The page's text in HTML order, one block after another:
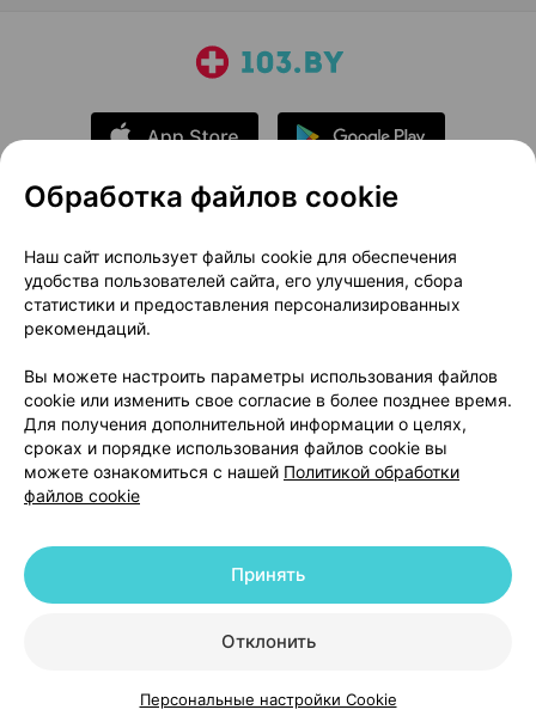
КаталогКорзинаИзбранноеПрофиль
О проекте
Новости проекта
Размещение рекламы
Медицинский маркетинг
Публичный договор
Доставка
Способы оплаты
Вакансии
Партнеры
Написать руководителю 103.by
Написать в поддержку
Персональные настройки Cookie
© 2026 ООО «Артокс Лаб», УНП 191700409 | 220012, Республика Беларусь,
+375 291212755
Обработка файлов cookie
Наш сайт использует файлы cookie для обеспечения
удобства пользователей сайта, его улучшения, сбора
статистики и предоставления персонализированных
рекомендаций.
Вы можете настроить параметры использования файлов
cookie или изменить свое согласие в более позднее время.
Для получения дополнительной информации о целях,
сроках и порядке использования файлов cookie вы
можете ознакомиться с нашей Политикой обработки
файлов cookie
Отклонить
Принять
Персональные настройки Cookie